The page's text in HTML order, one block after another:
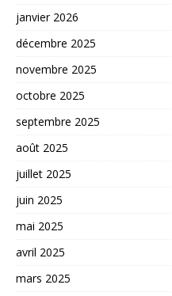
janvier 2026
décembre 2025
novembre 2025
octobre 2025
septembre 2025
août 2025
juillet 2025
juin 2025
mai 2025
avril 2025
mars 2025